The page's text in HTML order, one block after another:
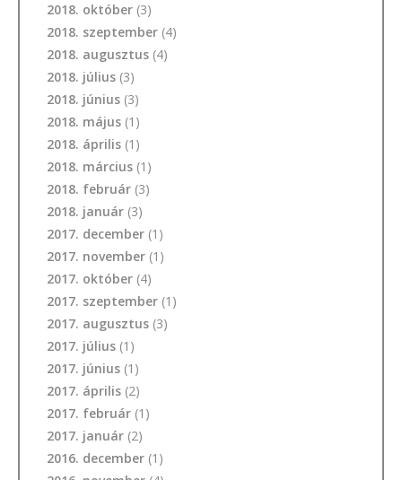
2018. október (3)
2018. szeptember (4)
2018. augusztus (4)
2018. július (3)
2018. június (3)
2018. május (1)
2018. április (1)
2018. március (1)
2018. február (3)
2018. január (3)
2017. december (1)
2017. november (1)
2017. október (4)
2017. szeptember (1)
2017. augusztus (3)
2017. július (1)
2017. június (1)
2017. április (2)
2017. február (1)
2017. január (2)
2016. december (1)